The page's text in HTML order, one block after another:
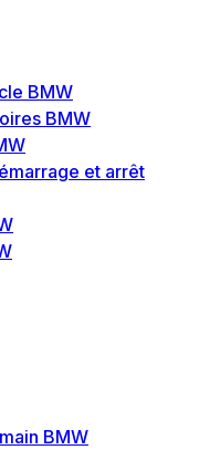
BMW
BMW
et arrêt
BMW